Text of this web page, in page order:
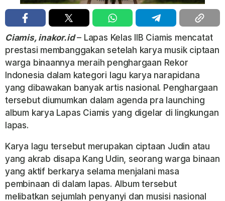
Ciamis, inakor.id– Lapas Kelas IIB Ciamis mencatat
prestasi membanggakan setelah karya musik ciptaan
warga binaannya meraih penghargaan Rekor
Indonesia dalam kategori lagu karya narapidana
yang dibawakan banyak artis nasional. Penghargaan
tersebut diumumkan dalam agenda pra launching
album karya Lapas Ciamis yang digelar di lingkungan
lapas.
Karya lagu tersebut merupakan ciptaan Judin atau
yang akrab disapa Kang Udin, seorang warga binaan
yang aktif berkarya selama menjalani masa
pembinaan di dalam lapas. Album tersebut
melibatkan sejumlah penyanyi dan musisi nasional